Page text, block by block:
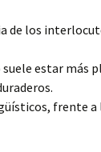
de los
estar más
frente a